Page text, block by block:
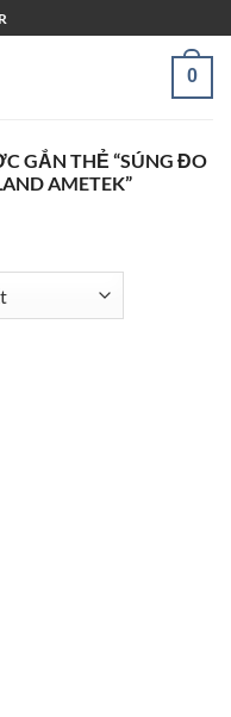
0
GẮN THẺ “SÚNG ĐO
AMETEK”